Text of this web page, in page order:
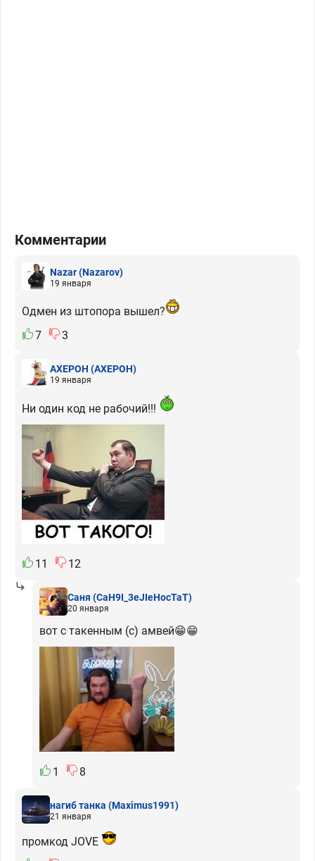
Комментарии
Nazar(Nazarov)
19 января
Одмен из штопора вышел?
7
3
АХЕРОН (АХЕРОН)
19 января
Ни один код не рабочий!!!
11 12
Саня (CaH9I_3eJIeHocTaT)
20 января
вот с такенным (с) амвей😁😁
1 8
нагиб танка (Maximus1991)
21 января
промкод JOVE